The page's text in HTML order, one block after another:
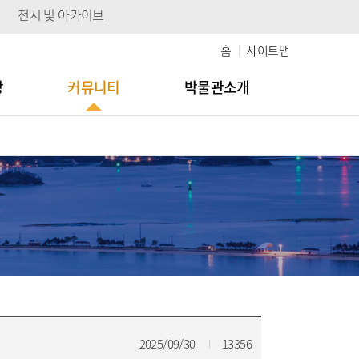
전시 및 아카이브
홈 사이트맵
커뮤니티 박물관소개
2025/09/30 13356